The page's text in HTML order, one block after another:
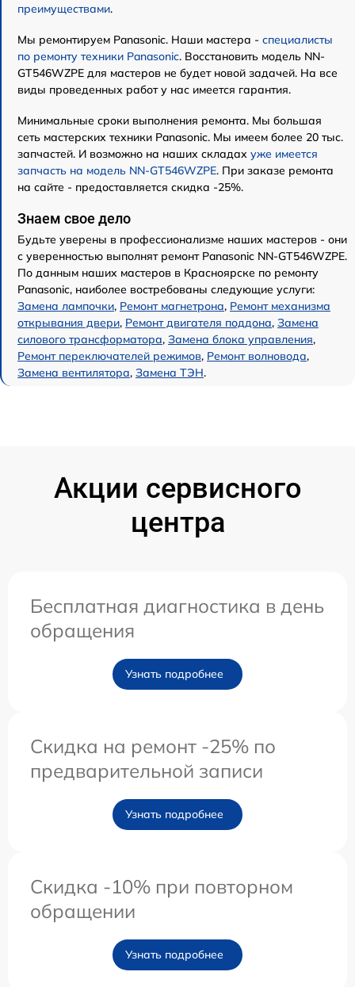
преимуществами.
Мы ремонтируем Panasonic. Наши мастера - специалисты
по ремонту техники Panasonic. Восстановить модель NN-
GT546WZPE для мастеров не будет новой задачей. На все
виды проведенных работ у нас имеется гарантия.
Минимальные сроки выполнения ремонта. Мы большая
сеть мастерских техники Panasonic. Мы имеем более 20 тыс.
запчастей. И возможно на наших складах уже имеется
запчасть на модель NN-GT546WZPE. При заказе ремонта
на сайте - предоставляется скидка -25%.
Знаем свое дело
Будьте уверены в профессионализме наших мастеров - они
с уверенностью выполнят ремонт Panasonic NN-GT546WZPE.
По данным наших мастеров в Красноярске по ремонту
Panasonic, наиболее востребованы следующие услуги:
Замена лампочки, Ремонт магнетрона, Ремонт механизма
открывания двери, Ремонт двигателя поддона, Замена
силового трансформатора, Замена блока управления,
Ремонт переключателей режимов, Ремонт волновода,
Замена вентилятора, Замена ТЭН.
Акции сервисного
центра
Бесплатная диагностика в день
обращения
Узнать подробнее
Скидка на ремонт -25% по
предварительной записи
Узнать подробнее
Скидка -10% при повторном
обращении
Узнать подробнее